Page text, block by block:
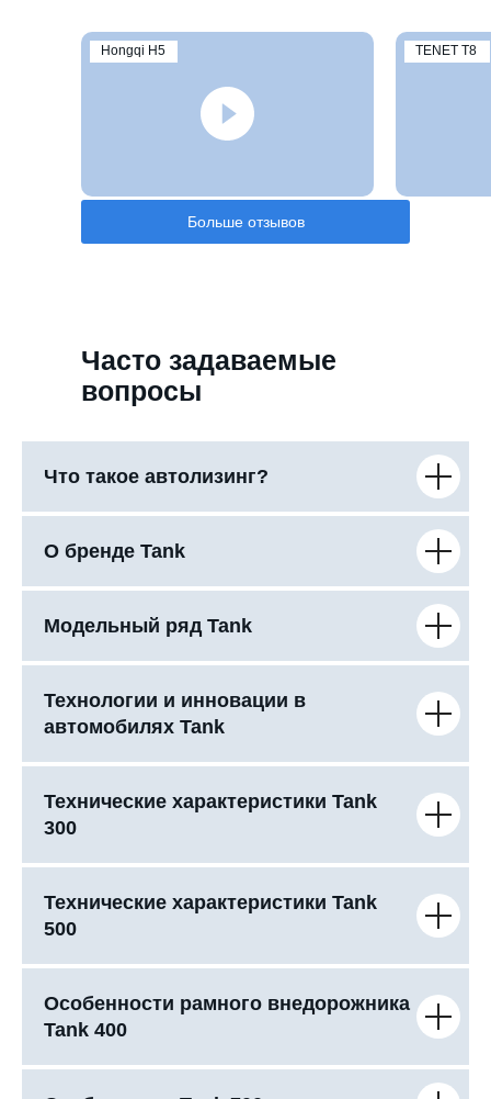
TENET T8
Hongqi H5
Больше отзывов
Часто задаваемые
вопросы
Что такое автолизинг?
О бренде Tank
Модельный ряд Tank
Технологии и инновации в
автомобилях Tank
Технические характеристики Tank
300
Технические характеристики Tank
500
Особенности рамного внедорожника
Tank 400